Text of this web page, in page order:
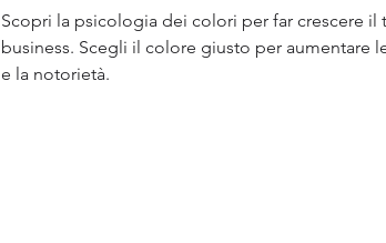
Scopri la psicologia dei colori per far crescere il tuo
business. Scegli il colore giusto per aumentare
e la notorietà.